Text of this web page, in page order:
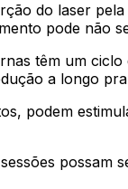
do laser
pode não
têm um ciclo
a longo
podem
possam